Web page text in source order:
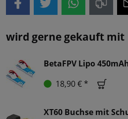
wird gerne gekauft mit
BetaFPV Lipo
18,90 € *
XT60 Buchse mit